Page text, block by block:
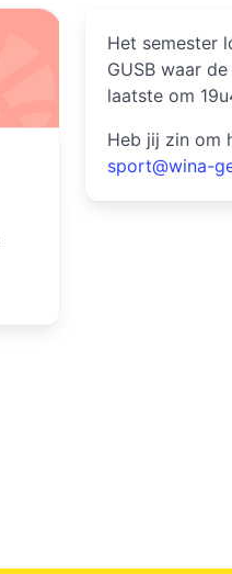
Het semester
GUSB waar
laatste om
Heb jij zin om
sport@wina-